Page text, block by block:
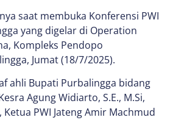
saat membuka Konferensi PWI
yang digelar di Operation
Kompleks Pendopo
Jumat (18/7/2025).
ahli Bupati Purbalingga bidang
Agung Widiarto, S.E., M.Si,
PWI Jateng Amir Machmud